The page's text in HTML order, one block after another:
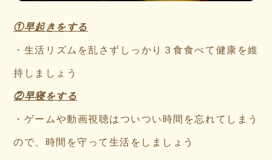
①早起きをする
・生活リズムを乱さずしっかり３食食べて健康を維
持しましょう
②早寝をする
・ゲームや動画視聴はついつい時間を忘れてしまう
ので、時間を守って生活をしましょう